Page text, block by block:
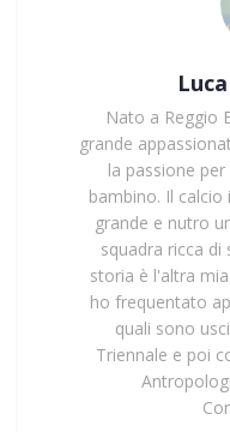
Nato a Reggio
grande
la passione
bambino. Il calcio
grande e nutro
squadra ricca di
storia è l'altra
ho frequentato
quali sono
Triennale e poi